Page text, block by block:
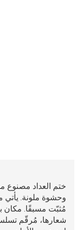
وحشوة ملونة. يأتي
مُثبّت مسبقًا. مكان
شعارها، مُرقّم